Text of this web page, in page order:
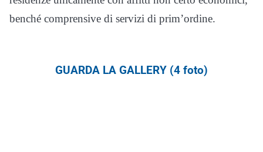
benché comprensive di servizi di prim’ordine.
GUARDA LA GALLERY (4 foto)